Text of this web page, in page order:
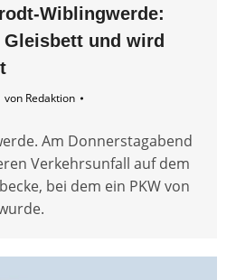
Wiblingwerde:
und wird
von Redaktion
Am Donnerstagabend
Verkehrsunfall auf dem
bei dem ein PKW von